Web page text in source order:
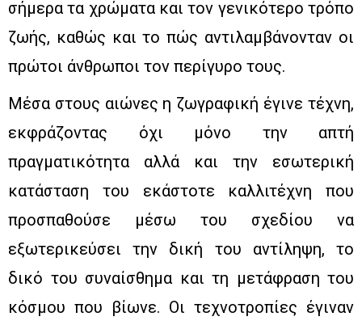
σήμερα τα χρώματα και τον γενικότερο τρόπο
ζωής, καθώς και το πώς αντιλαμβάνονταν οι
πρώτοι άνθρωποι τον περίγυρο τους.
Μέσα στους αιώνες η ζωγραφική έγινε τέχνη,
εκφράζοντας όχι μόνο την απτή
πραγματικότητα αλλά και την εσωτερική
κατάσταση του εκάστοτε καλλιτέχνη που
προσπαθούσε μέσω του σχεδίου να
εξωτερικεύσει την δική του αντίληψη, το
δικό του συναίσθημα και τη μετάφραση του
κόσμου που βίωνε. Οι τεχνοτροπίες έγιναν